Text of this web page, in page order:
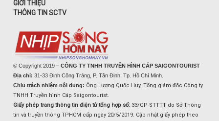
GIỚI THIỆU
THÔNG TIN SCTV
© Copyright 2019 – CÔNG TY TNHH TRUYỀN HÌNH CÁP SAIGONTOURIST
Địa chỉ: 31-33 Đinh Công Tráng, P. Tân Định, Tp. Hồ Chí Minh.
Chịu trách nhiệm nội dung: Ông Lương Quốc Huy, Tổng giám đốc Công ty
TNHH Truyền hình Cáp Saigontourist.
Giấy phép trang thông tin điện tử tổng hợp số: 33/GP-STTTT do Sở Thông
tin và truyền thông TPHCM cấp ngày 20/5/2019. Cập nhật giấy phép theo